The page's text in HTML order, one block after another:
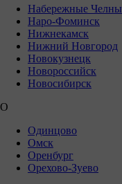
Набережные Челны
Наро-Фоминск
Нижнекамск
Нижний Новгород
Новокузнецк
Новороссийск
Новосибирск
О
Одинцово
Омск
Оренбург
Орехово-Зуево